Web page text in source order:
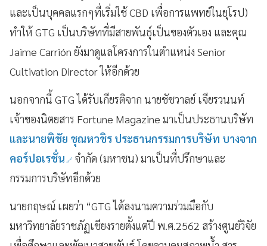
และเป็นบุคคลแรกๆที่เริ่มใช้ CBD เพื่อการแพทย์ในยุโรป)
ทำให้ GTG เป็นบริษัทที่มีสายพันธุ์เป็นของตัวเอง และคุณ
Jaime Carrión ยังมาดูแลโครงการในตำแหน่ง Senior
Cultivation Director ให้อีกด้วย
นอกจากนี้ GTG ได้รับเกียรติจาก นายชัชวาลย์ เจียรวนนท์
เจ้าของนิตยสาร Fortune Magazine มาเป็นประธานบริษัท
และนายพิชัย ชุณหวชิร ประธานกรรมการบริษัท บางจาก
คอร์ปอเรชั่น จำกัด (มหาชน) มาเป็นที่ปรึกษาและ
กรรมการบริษัทอีกด้วย
นายกฤษณ์ เผยว่า “GTG ได้ลงนามความร่วมมือกับ
มหาวิทยาลัยราชภัฏเชียงรายตั้งแต่ปี พ.ศ.2562 สร้างศูนย์วิจัย